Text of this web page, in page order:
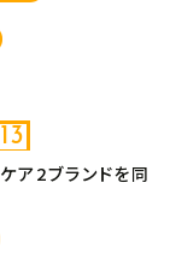
ア2ブランドを同